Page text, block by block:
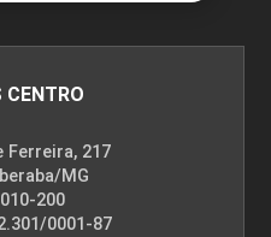
Ferreira, 217
MG
200
0001-87